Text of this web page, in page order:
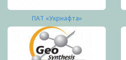
ПАТ «Укрнафта»